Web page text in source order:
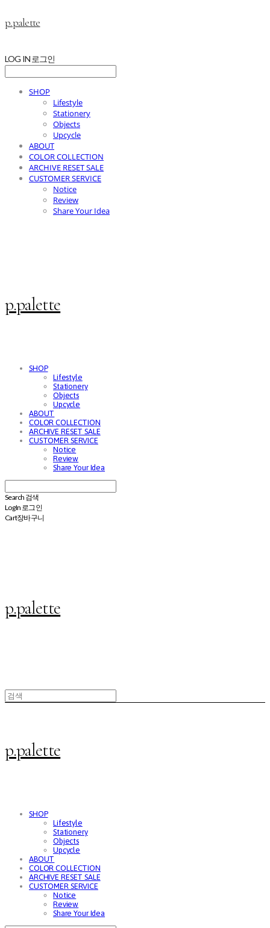
p.palette
LOG IN 로그인
SHOP
Lifestyle
Stationery
Objects
Upcycle
ABOUT
COLOR COLLECTION
ARCHIVE RESET SALE
CUSTOMER SERVICE
Notice
Review
Share Your Idea
p.palette
SHOP
Lifestyle
Stationery
Objects
Upcycle
ABOUT
COLOR COLLECTION
ARCHIVE RESET SALE
CUSTOMER SERVICE
Notice
Review
Share Your Idea
Search 검색
Log In 로그인
Cart장바구니
p.palette
p.palette
SHOP
Lifestyle
Stationery
Objects
Upcycle
ABOUT
COLOR COLLECTION
ARCHIVE RESET SALE
CUSTOMER SERVICE
Notice
Review
Share Your Idea